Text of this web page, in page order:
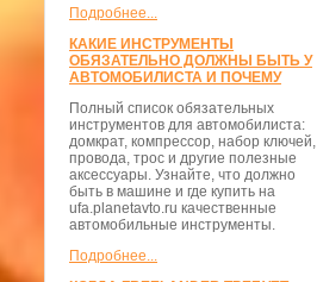
Подробнее...
КАКИЕ ИНСТРУМЕНТЫ
ОБЯЗАТЕЛЬНО ДОЛЖНЫ БЫТЬ У
АВТОМОБИЛИСТА И ПОЧЕМУ
Полный список обязательных
инструментов для автомобилиста:
домкрат, компрессор, набор ключей,
провода, трос и другие полезные
аксессуары. Узнайте, что должно
быть в машине и где купить на
ufa.planetavto.ru качественные
автомобильные инструменты.
Подробнее...